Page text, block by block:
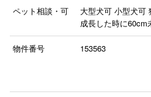
ペット相談・可 大型犬可 小型犬可
成長した時に60cm
物件番号 153563